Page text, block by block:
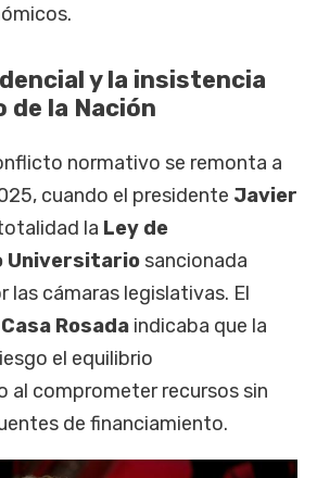
y la insistencia
de la Nación
normativo se remonta a
cuando el presidente Javier
la Ley de
Universitario sancionada
las cámaras legislativas. El
Casa Rosada indicaba que la
el equilibrio
al comprometer recursos sin
de financiamiento.